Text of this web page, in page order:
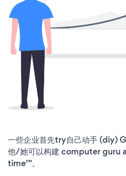
一些企业首先try自己动手 (diy)
他/她可以构建 computer guru
time'”。